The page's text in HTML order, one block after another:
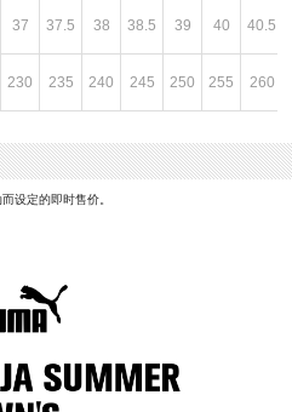
37 37.5 38 38.5 39 40 40.5
230 235 240 245 250 255 260
设定的即时售价。